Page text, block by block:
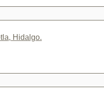
Hidalgo.